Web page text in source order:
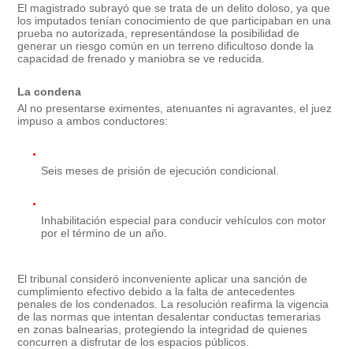
El magistrado subrayó que se trata de undelito doloso , ya que
los imputados tenían conocimiento de que participaban en una
prueba no autorizada, representándose la posibilidad de
generar un riesgo común en un terreno dificultoso donde la
capacidad de frenado y maniobra se ve reducida.
La condena
Al no presentarse eximentes, atenuantes ni agravantes, el juez
impuso a ambos conductores:
Seis meses de prisión de ejecución condicional
Inhabilitación especial para conducir vehículos con motor
por el término de un año
El tribunal consideró inconveniente aplicar una sanción de
cumplimiento efectivo debido a lafalta de antecedentes
penales de los condenados. La resolución reafirma la vigencia
de las normas que intentan desalentar conductas temerarias
en zonas balnearias, protegiendo la integridad de quienes
concurren a disfrutar de los espacios públicos.